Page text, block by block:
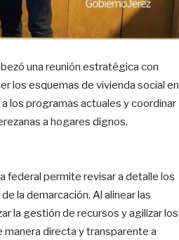
una reunión estratégica con
los esquemas de vivienda social en
los programas actuales y coordinar
a hogares dignos,
federal permite revisar a detalle los
la demarcación. Al alinear las
la gestión de recursos y agilizar los
directa y transparente a